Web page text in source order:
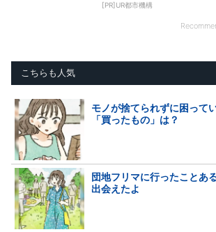
[PR]UR都市機構
こちらも人気
モノが捨てられずに困って
「買ったもの」は？
団地フリマに行ったことあ
出会えたよ